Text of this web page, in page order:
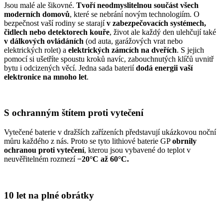
Jsou malé ale šikovné. Tvoří neodmyslitelnou součást všech
moderních domovů, které se nebrání novým technologiím. O
bezpečnost vaší rodiny se starajív zabezpečovacích systémech,
čidlech nebo detektorech kouře, život ale každý den ulehčují také
v dálkových ovládáních (od auta, garážových vrat nebo
elektrických rolet) a elektrických zámcích na dveřích. S jejich
pomocí si ušetříte spoustu kroků navíc, zabouchnutých klíčů uvnitř
bytu i odcizených věcí. Jedna sada bateriídodá energii vaší
elektronice na mnoho let.
S ochranným štítem proti vytečení
Vytečené baterie v dražších zařízeních představují ukázkovou noční
můru každého z nás. Proto se tyto lithiové baterie GPobrnily
ochranou proti vytečení, kterou jsou vybavené do teplot v
neuvěřitelném rozmezí−20°C až 60°C.
10 let na plné obrátky